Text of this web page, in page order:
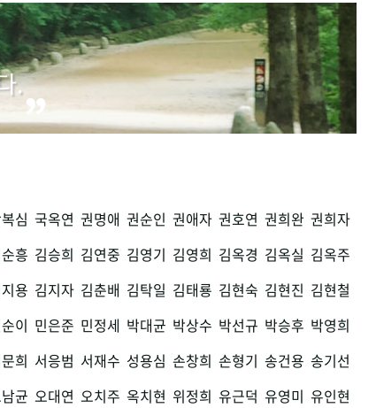
.
심 국옥연 권명애 권순인 권애자 권호연 권희완 권희자
흥 김승희 김연중 김영기 김영희 김옥경 김옥실 김옥주
용 김지자 김춘배 김탁일 김태룡 김현숙 김현진 김현철
이 민은준 민정세 박대균 박상수 박선규 박승후 박영희
희 서응범 서재수 성용심 손창희 손형기 송건용 송기선
균 오대연 오치주 옥치현 위정희 유근덕 유영미 유인현